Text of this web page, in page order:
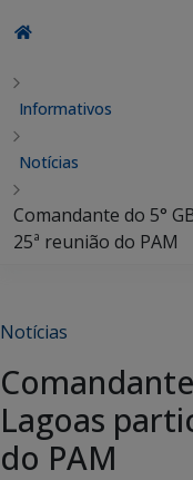
Informativos
Notícias
Comandante do 5°
25ª reunião do PAM
Notícias
Lagoas
do PAM